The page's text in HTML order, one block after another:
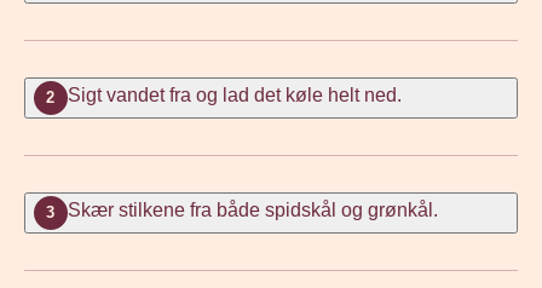
2 Sigt vandet fra og lad det køle helt ned.
3 Skær stilkene fra både spidskål og grønkål.